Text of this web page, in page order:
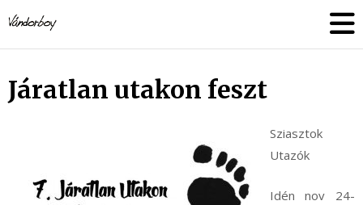
to
content
Járatlan utakon feszt
Sziasztok
Utazók
Idén nov 24-